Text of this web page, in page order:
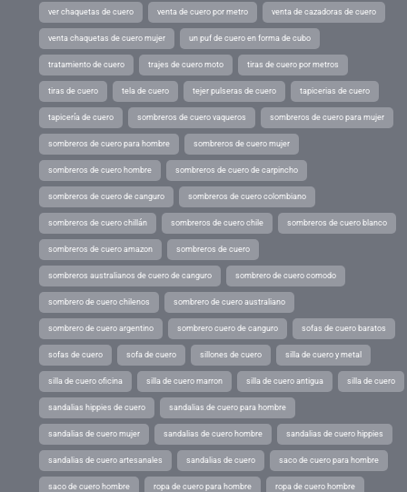
ver chaquetas de cuero venta de cuero por metro venta de cazadoras de cuero
venta chaquetas de cuero mujer un puf de cuero en forma de cubo
tratamiento de cuero trajes de cuero moto tiras de cuero por metros
tiras de cuero tela de cuero tejer pulseras de cuero tapicerias de cuero
tapicería de cuero sombreros de cuero vaqueros sombreros de cuero para mujer
sombreros de cuero para hombre sombreros de cuero mujer
sombreros de cuero hombre sombreros de cuero de carpincho
sombreros de cuero de canguro sombreros de cuero colombiano
sombreros de cuero chillán sombreros de cuero chile sombreros de cuero blanco
sombreros de cuero amazon sombreros de cuero
sombreros australianos de cuero de canguro sombrero de cuero comodo
sombrero de cuero chilenos sombrero de cuero australiano
sombrero de cuero argentino sombrero cuero de canguro sofas de cuero baratos
sofas de cuero sofa de cuero sillones de cuero silla de cuero y metal
silla de cuero oficina silla de cuero marron silla de cuero antigua silla de cuero
sandalias hippies de cuero sandalias de cuero para hombre
sandalias de cuero mujer sandalias de cuero hombre sandalias de cuero hippies
sandalias de cuero artesanales sandalias de cuero saco de cuero para hombre
saco de cuero hombre ropa de cuero para hombre ropa de cuero hombre